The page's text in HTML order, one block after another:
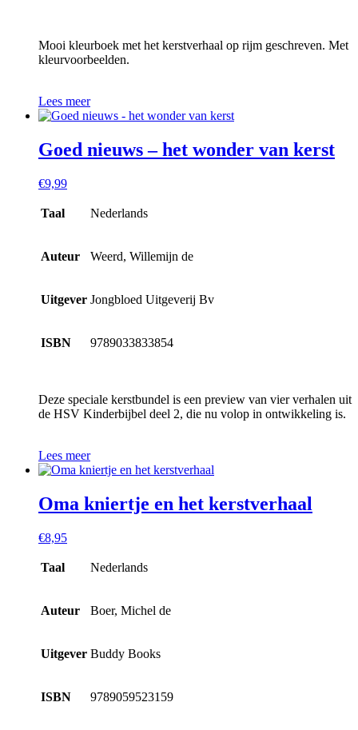
Mooi kleurboek met het kerstverhaal op rijm geschreven. Met
kleurvoorbeelden.
Lees meer
Goed nieuws – het wonder van kerst
€9,99
Taal Nederlands
Auteur Weerd, Willemijn de
Uitgever Jongbloed Uitgeverij Bv
ISBN 9789033833854
Deze speciale kerstbundel is een preview van vier verhalen uit
de HSV Kinderbijbel deel 2, die nu volop in ontwikkeling is.
Lees meer
Oma kniertje en het kerstverhaal
€8,95
Taal Nederlands
Auteur Boer, Michel de
Uitgever Buddy Books
ISBN 9789059523159